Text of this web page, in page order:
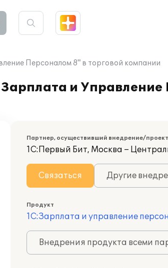
Персоналом 8" в торговой компании
и
Партнер, осуществивший внедрение/проект
1С:Первый Бит, Москва –
Связаться Другие
Продукт
1С:Зарплата и управление
Внедрения продукта всеми